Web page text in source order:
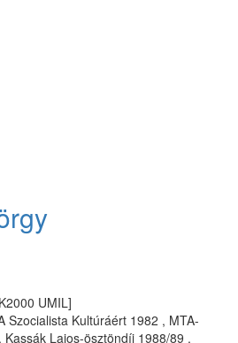
UMIL]
Szocialista Kultúráért 1982 , MTA-
Lajos-ösztöndíj 1988/89 ,